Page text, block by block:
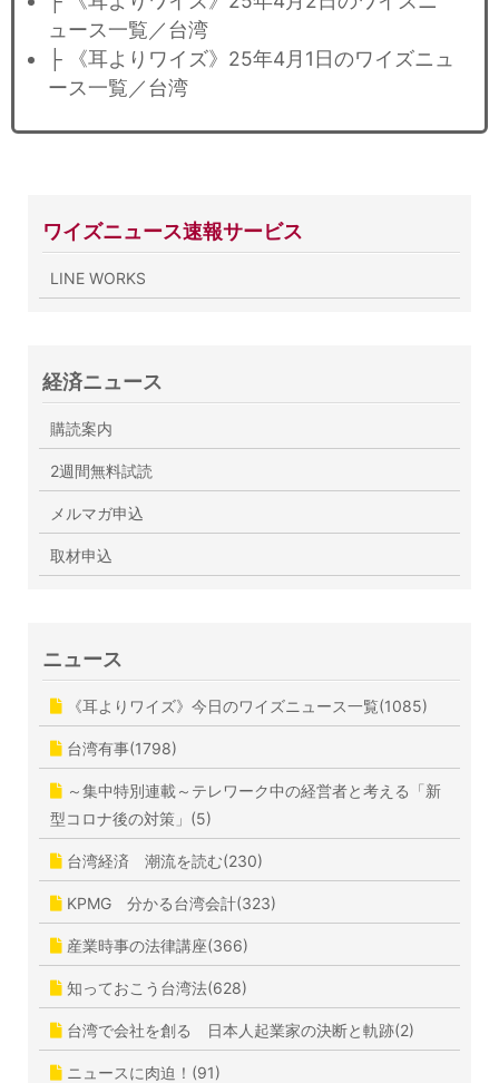
ュース一覧／台湾
├ 《耳よりワイズ》25年4月1日のワイズニュ
ース一覧／台湾
ワイズニュース速報サービス
LINE WORKS
経済ニュース
購読案内
2週間無料試読
メルマガ申込
取材申込
ニュース
《耳よりワイズ》今日のワイズニュース一覧(1085)
台湾有事(1798)
～集中特別連載～テレワーク中の経営者と考える「新
型コロナ後の対策」(5)
台湾経済 潮流を読む(230)
KPMG 分かる台湾会計(323)
産業時事の法律講座(366)
知っておこう台湾法(628)
台湾で会社を創る 日本人起業家の決断と軌跡(2)
ニュースに肉迫！(91)